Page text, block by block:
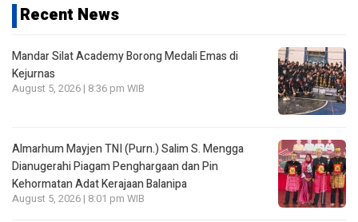
Recent News
Mandar Silat Academy Borong Medali Emas di
Kejurnas
August 5, 2026 | 8:36 pm WIB
Almarhum Mayjen TNI (Purn.) Salim S. Mengga
Dianugerahi Piagam Penghargaan dan Pin
Kehormatan Adat Kerajaan Balanipa
August 5, 2026 | 8:01 pm WIB